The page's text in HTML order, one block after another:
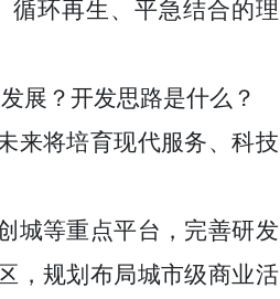
循环再生、平急结合的理
展？开发思路是什么？
来将培育现代服务、科技
城等重点平台，完善研发
，规划布局城市级商业活